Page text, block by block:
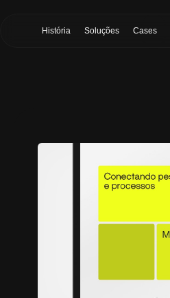
História Soluções Cases